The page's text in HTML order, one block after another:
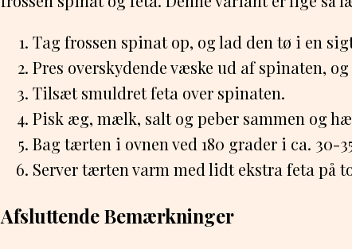
Tag frossen spinat op, og lad den tø i en
Pres overskydende væske ud af spinaten,
Tilsæt smuldret feta over spinaten.
Pisk æg, mælk, salt og peber sammen og
Bag tærten i ovnen ved 180 grader i ca. 30-
Server tærten varm med lidt ekstra feta på
Afsluttende Bemærkninger